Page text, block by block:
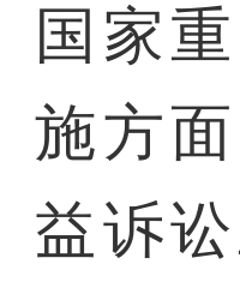
国家
施方
益诉